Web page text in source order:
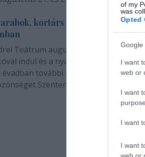
of my
was
Opted
Google
I want
web or
I want
I want
I want
kortárs drámák,
Teátrum augusztusban két
indul és a nyár végével sem zárul.
évadban további bemutatók és
Szentendrén.